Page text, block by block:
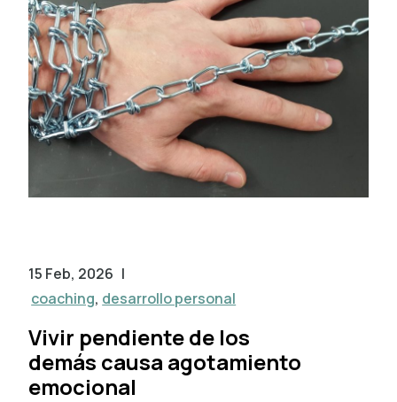
15 Feb, 2026 |
coaching, desarrollo personal
Vivir pendiente de los
demás causa agotamiento
emocional